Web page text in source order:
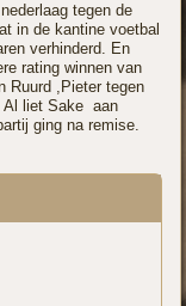
tegen de
in de kantine voetbal
verhinderd. En
rating winnen van
Ruurd ,Pieter tegen
Al liet Sake aan
ging na remise.